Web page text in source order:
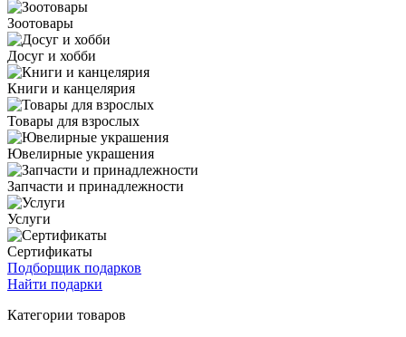
Зоотовары
Досуг и хобби
Книги и канцелярия
Товары для взрослых
Ювелирные украшения
Запчасти и принадлежности
Услуги
Сертификаты
Подборщик подарков
Найти подарки
Категории товаров